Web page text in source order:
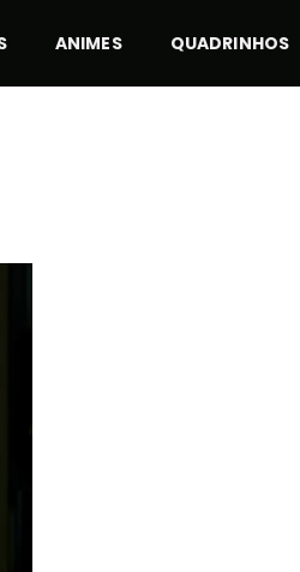
ANIMES QUADRINHOS